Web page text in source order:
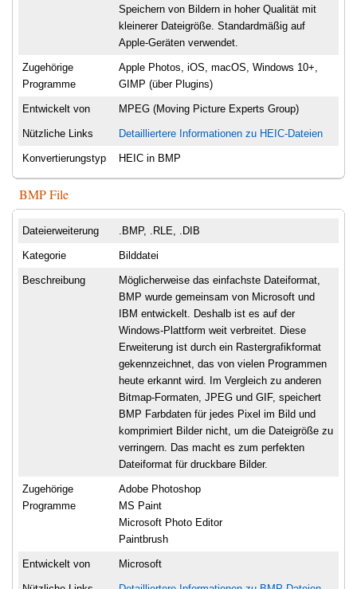
Speichern von Bildern in hoher Qualität mit
kleinerer Dateigröße. Standardmäßig auf
Apple-Geräten verwendet.
Zugehörige
Programme
Apple Photos, iOS, macOS, Windows 10+,
GIMP (über Plugins)
Entwickelt von MPEG (Moving Picture Experts Group)
Nützliche Links Detailliertere Informationen zu HEIC-Dateien
Konvertierungstyp HEIC in BMP
BMP File
Dateierweiterung .BMP, .RLE, .DIB
Kategorie Bilddatei
Beschreibung
Möglicherweise das einfachste Dateiformat,
BMP wurde gemeinsam von Microsoft und
IBM entwickelt. Deshalb ist es auf der
Windows-Plattform weit verbreitet. Diese
Erweiterung ist durch ein Rastergrafikformat
gekennzeichnet, das von vielen Programmen
heute erkannt wird. Im Vergleich zu anderen
Bitmap-Formaten, JPEG und GIF, speichert
BMP Farbdaten für jedes Pixel im Bild und
komprimiert Bilder nicht, um die Dateigröße zu
verringern. Das macht es zum perfekten
Dateiformat für druckbare Bilder.
Zugehörige
Programme
Adobe Photoshop
MS Paint
Microsoft Photo Editor
Paintbrush
Entwickelt von Microsoft